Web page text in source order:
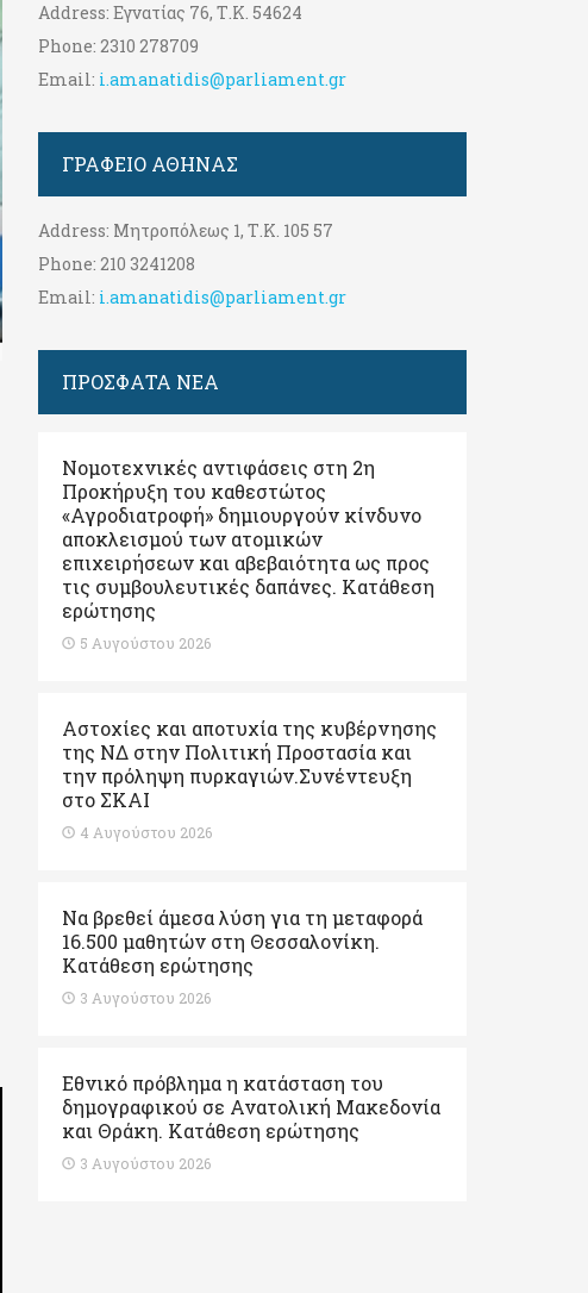
Address: Εγνατίας 76, Τ.Κ. 54624
Phone: 2310 278709
Email: i.amanatidis@parliament.gr
ΓΡΑΦΕΊΟ ΑΘΉΝΑΣ
Address: Μητροπόλεως 1, Τ.Κ. 105 57
Phone: 210 3241208
Email: i.amanatidis@parliament.gr
ΠΡΟΣΦΑΤΑ ΝΕΑ
Νομοτεχνικές αντιφάσεις στη 2η
Προκήρυξη του καθεστώτος
«Αγροδιατροφή» δημιουργούν κίνδυνο
αποκλεισμού των ατομικών
επιχειρήσεων και αβεβαιότητα ως προς
τις συμβουλευτικές δαπάνες. Κατάθεση
ερώτησης
5 Αυγούστου 2026
Αστοχίες και αποτυχία της κυβέρνησης
της ΝΔ στην Πολιτική Προστασία και
την πρόληψη πυρκαγιών.Συνέντευξη
στο ΣΚΑΙ
4 Αυγούστου 2026
Να βρεθεί άμεσα λύση για τη μεταφορά
16.500 μαθητών στη Θεσσαλονίκη.
Κατάθεση ερώτησης
3 Αυγούστου 2026
Εθνικό πρόβλημα η κατάσταση του
δημογραφικού σε Ανατολική Μακεδονία
και Θράκη. Κατάθεση ερώτησης
3 Αυγούστου 2026